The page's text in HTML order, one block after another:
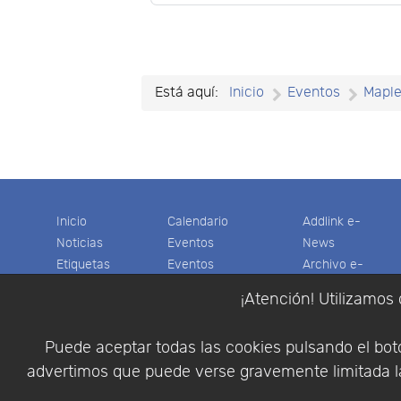
¡Atención!
Puede aceptar todas las cookies pulsando el
advertimos que puede verse gravemente limitada
Está aquí: Inicio Eventos Maple
Inicio
Noticias
Etiquetas
Cesta
Calendario
Eventos
Eventos
Colaboradores
Descargas
Videos
Addlink e-
News
Archivo e-
Software
Multifisica.com
Síganos